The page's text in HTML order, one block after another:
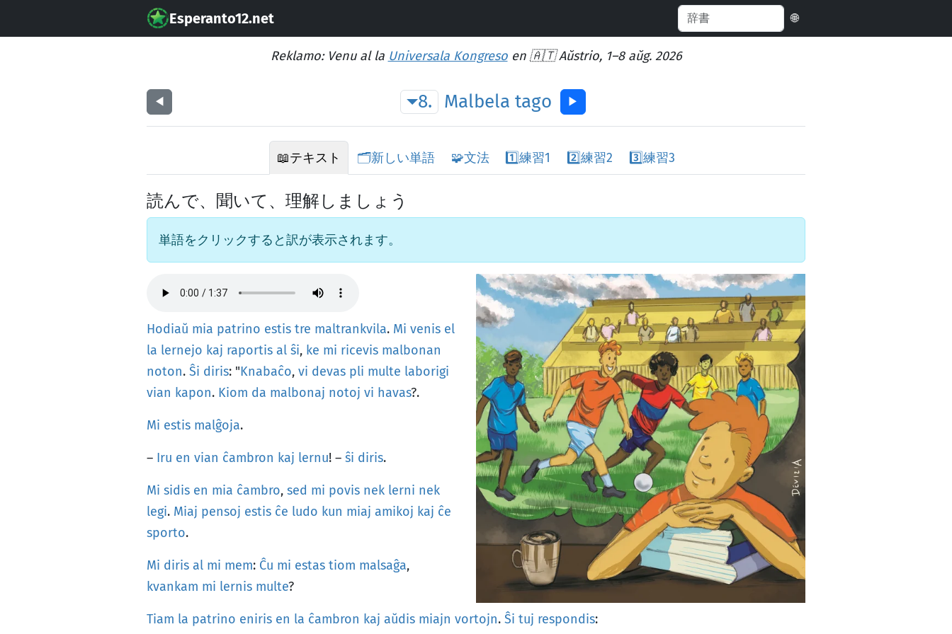
Esperanto12.net 🌐
Reklamo: Venu al la Universala Kongresoen 🇦🇹 Aŭstrio, 1–8 aŭg. 2026
◀︎ 8. Malbela tago ▶︎
📖テキスト 🗂️新しい単語 🧩文法 1️⃣練習1 2️⃣練習2 3️⃣練習3
読んで、聞いて、理解しましょう
単語をクリックすると訳が表示されます。
Hodiaŭ mia patrino estis tre maltrankvila. Mi venis el
la lernejo kaj raportis al ŝi, ke mi ricevis malbonan
noton. Ŝi diris: "Knabaĉo, vi devas pli multe laborigi
vian kapon. Kiom da malbonaj notoj vi havas?.
Mi estis malĝoja.
– Iru en vian ĉambron kaj lernu! – ŝi diris.
Mi sidis en mia ĉambro, sed mi povis nek lerni nek
legi. Miaj pensoj estis ĉe ludo kun miaj amikoj kaj ĉe
sporto.
Mi diris al mi mem: Ĉu mi estas tiom malsaĝa,
kvankam mi lernis multe?
Tiam la patrino eniris en la ĉambron kaj aŭdis miajn vortojn. Ŝi tuj respondis: